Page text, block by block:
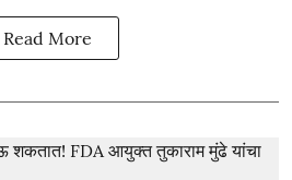
Read More